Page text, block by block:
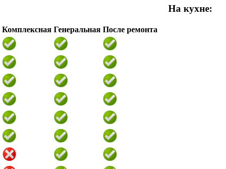
На кухне:
Комплексная Генеральная После ремонта